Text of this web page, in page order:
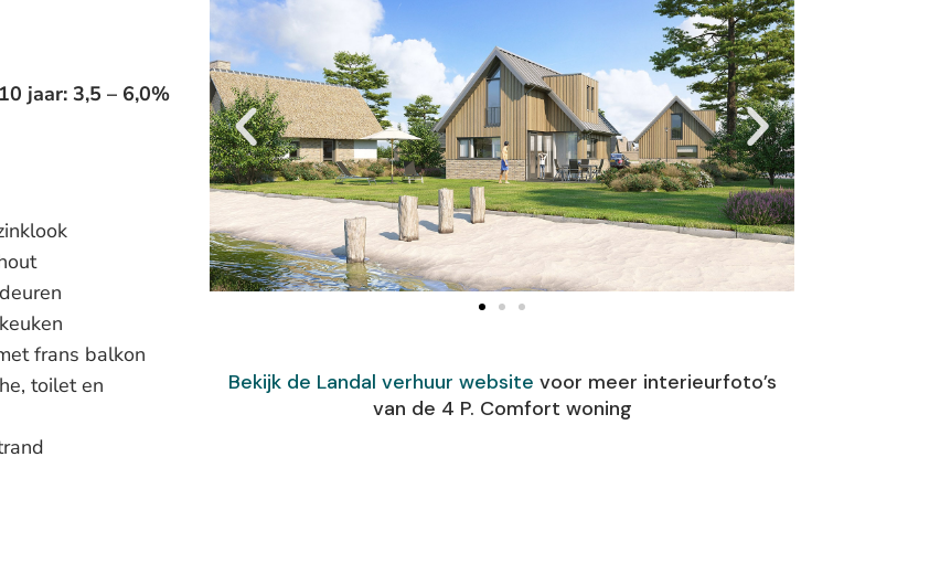
jaar: 3,5 – 6,0%
frans balkon
toilet en
Bekijk de Landal verhuur website voor meer interieurfoto’s
van de 4 P. Comfort woning